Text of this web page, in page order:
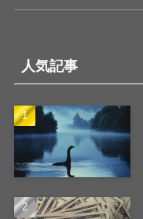
人気記事